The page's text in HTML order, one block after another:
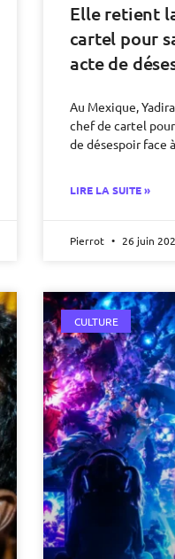
Elle retient
cartel pour
acte de
Au Mexique,
chef de cartel
de désespoir face
LIRE LA SUITE »
Pierrot 26 juin
CULTURE